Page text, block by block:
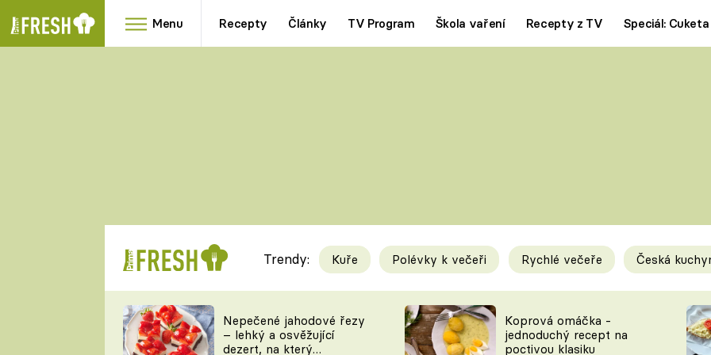
Menu Recepty Články TV Program Škola vaření Recepty z TV Speciál: Cuketa
RYCHLOVKY
Videorecepty
TEĎ VAŘÍ ŠÉF!
Tipy a triky
KAM ZA JÍDLEM
Trendy: Kuře Polévky k večeři Rychlé večeře Česká
Nepečené jahodové řezy
– lehký a osvěžující
dezert, na který
Koprová omáčka -
jednoduchý recept na
poctivou klasiku